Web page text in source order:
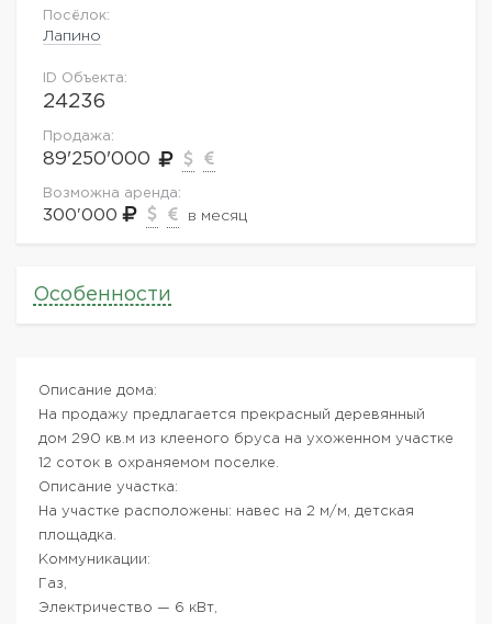
Посёлок:
Лапино
ID Объекта:
24236
Продажа:
89'250'000
Возможна аренда:
300'000 в месяц
Особенности
Описание дома:
На продажу предлагается прекрасный деревянный
дом 290 кв.м из клееного бруса на ухоженном участке
12 соток в охраняемом поселке.
Описание участка:
На участке расположены: навес на 2 м/м, детская
площадка.
Коммуникации:
Газ,
Электричество — 6 кВт,